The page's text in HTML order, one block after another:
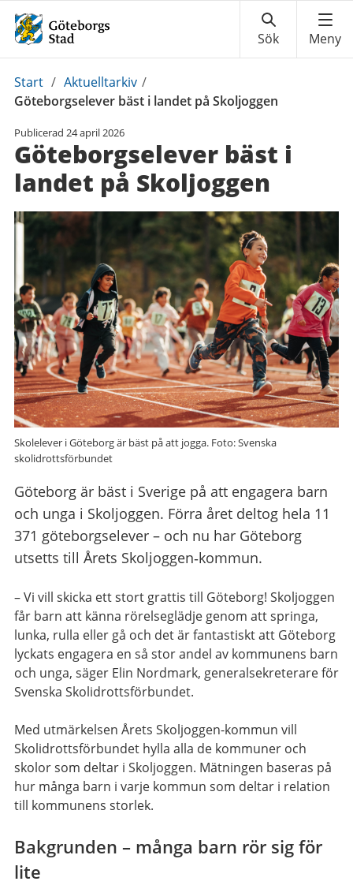
Du
är
Start / Aktuelltarkiv /
Göteborgselever bäst i landet på Skoljoggen
Publicerad 24 april 2026
Göteborgselever bäst i
landet på Skoljoggen
Skolelever i Göteborg är bäst på att jogga. Foto: Svenska
skolidrottsförbundet
Göteborg är bäst i Sverige på att engagera barn
och unga i Skoljoggen. Förra året deltog hela 11
371 göteborgselever – och nu har Göteborg
utsetts till Årets Skoljoggen‑kommun.
– Vi vill skicka ett stort grattis till Göteborg! Skoljoggen
får barn att känna rörelseglädje genom att springa,
lunka, rulla eller gå och det är fantastiskt att Göteborg
lyckats engagera en så stor andel av kommunens barn
och unga, säger Elin Nordmark, generalsekreterare för
Svenska Skolidrottsförbundet.
Med utmärkelsen Årets Skoljoggen-kommun vill
Skolidrottsförbundet hylla alla de kommuner och
skolor som deltar i Skoljoggen. Mätningen baseras på
hur många barn i varje kommun som deltar i relation
till kommunens storlek.
Bakgrunden – många barn rör sig för
lite